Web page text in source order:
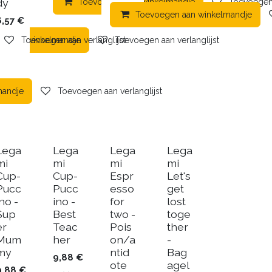
Toevoegen aan verlanglijst
aan winkelmandje Toevoegen aan verlanglijst
€
Toevoegen aan verlanglijst
Toevoegen aan winkelmandje
-
Lega
mi
Cup-
Pucc
ino -
Best
Teac
her
9,88 €
Lega
mi
Espr
esso
for
two -
Pois
on/a
ntid
ote
Lega
mi
Let's
get
lost
toge
ther
-
Bag
agel